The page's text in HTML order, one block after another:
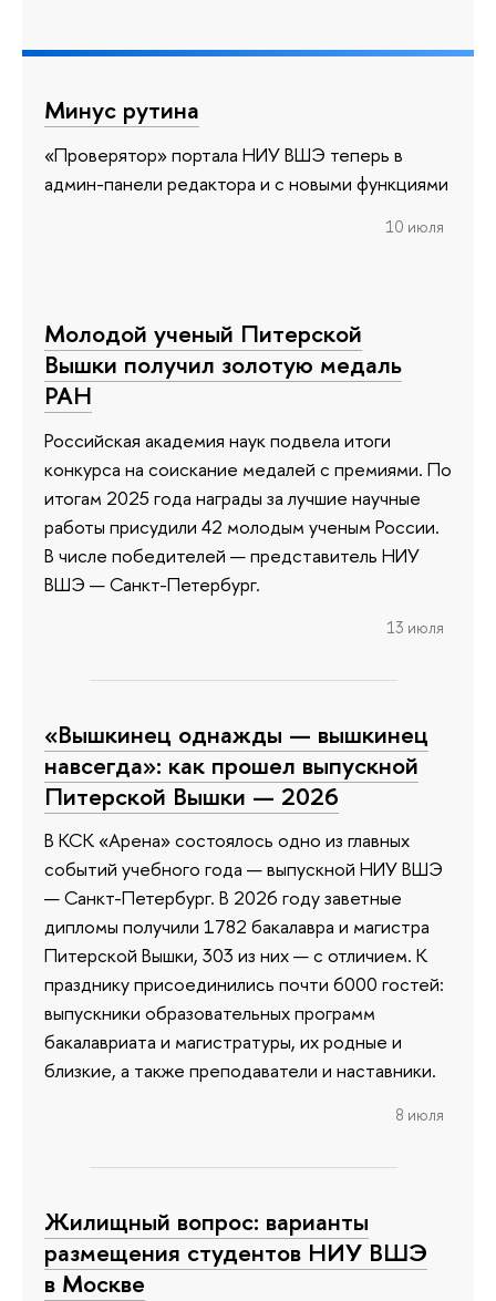
Минус рутина
«Проверятор» портала НИУ ВШЭ теперь в
админ-панели редактора и с новыми функциями
10 июля
Молодой ученый Питерской
Вышки получил золотую медаль
РАН
Российская академия наук подвела итоги
конкурса на соискание медалей с премиями. По
итогам 2025 года награды за лучшие научные
работы присудили 42 молодым ученым России.
В числе победителей — представитель НИУ
ВШЭ — Санкт-Петербург.
13 июля
«Вышкинец однажды — вышкинец
навсегда»: как прошел выпускной
Питерской Вышки — 2026
В КСК «Арена» состоялось одно из главных
событий учебного года — выпускной НИУ ВШЭ
— Санкт-Петербург. В 2026 году заветные
дипломы получили 1782 бакалавра и магистра
Питерской Вышки, 303 из них — с отличием. К
празднику присоединились почти 6000 гостей:
выпускники образовательных программ
бакалавриата и магистратуры, их родные и
близкие, а также преподаватели и наставники.
8 июля
Жилищный вопрос: варианты
размещения студентов НИУ ВШЭ
в Москве